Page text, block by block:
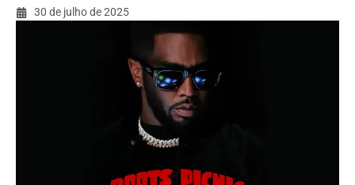
30 de julho de 2025